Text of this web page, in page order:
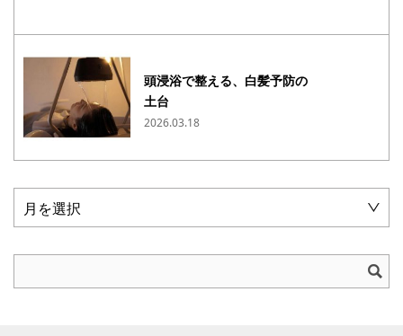
頭浸浴で整える、白髪予防の
土台
2026.03.18
月を選択